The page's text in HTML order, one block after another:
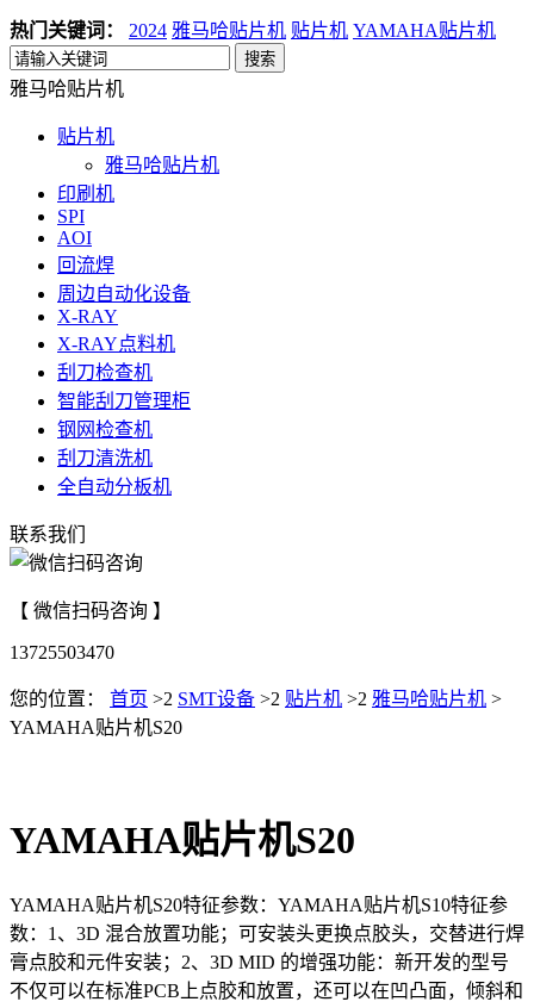
热门关键词： 2024 雅马哈贴片机 贴片机 YAMAHA贴片机
搜索
雅马哈贴片机
贴片机
雅马哈贴片机
印刷机
SPI
AOI
回流焊
周边自动化设备
X-RAY
X-RAY点料机
刮刀检查机
智能刮刀管理柜
钢网检查机
刮刀清洗机
全自动分板机
联系我们
【 微信扫码咨询 】
13725503470
您的位置： 首页 >2 SMT设备 >2 贴片机 >2 雅马哈贴片机 >
YAMAHA贴片机S20
YAMAHA贴片机S20
YAMAHA贴片机S20特征参数：YAMAHA贴片机S10特征参
数：1、3D 混合放置功能；可安装头更换点胶头，交替进行焊
膏点胶和元件安装；2、3D MID 的增强功能：新开发的型号
不仅可以在标准PCB上点胶和放置，还可以在凹凸面，倾斜和